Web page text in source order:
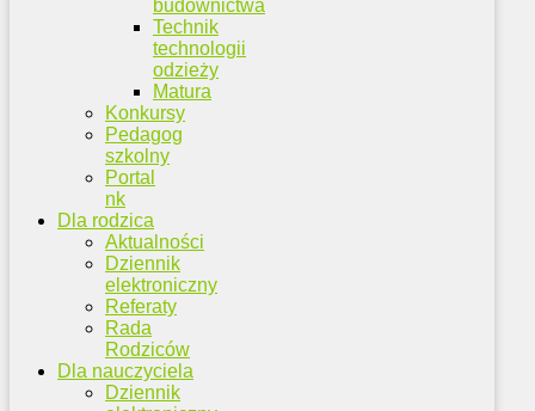
budownictwa
Technik
technologii
odzieży
Matura
Konkursy
Pedagog
szkolny
Portal
nk
Dla rodzica
Aktualności
Dziennik
elektroniczny
Referaty
Rada
Rodziców
Dla nauczyciela
Dziennik